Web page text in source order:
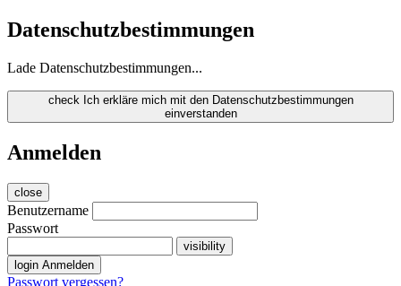
Datenschutzbestimmungen
Lade Datenschutzbestimmungen...
check Ich erkläre mich mit den Datenschutzbestimmungen
einverstanden
Anmelden
close
Benutzername
Passwort
visibility
login Anmelden
Passwort vergessen?